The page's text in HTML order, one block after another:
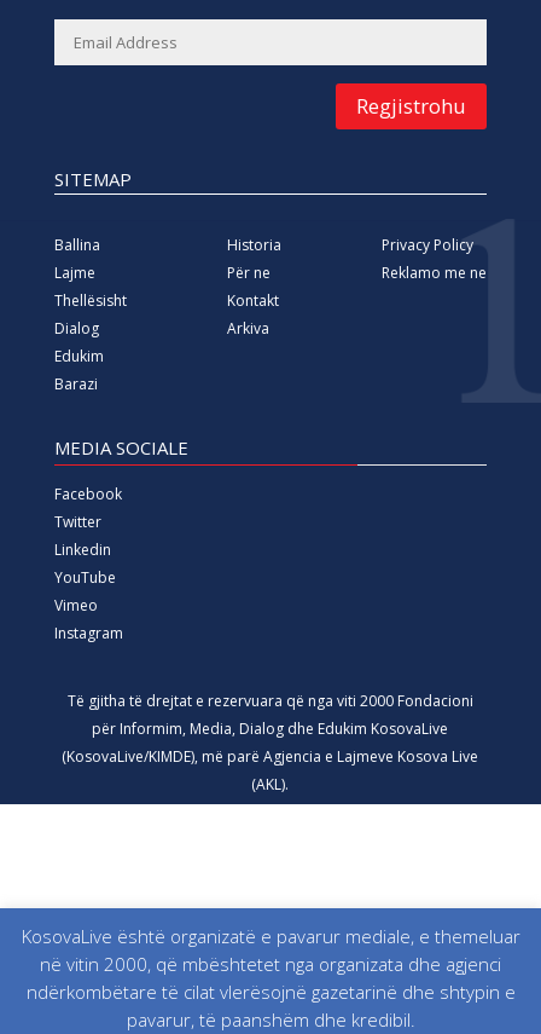
Regjistrohu
SITEMAP
Ballina
Lajme
Thellësisht
Dialog
Edukim
Barazi
Historia
Për ne
Kontakt
Arkiva
Privacy Policy
Reklamo me ne
MEDIA SOCIALE
Facebook
Twitter
Linkedin
YouTube
Vimeo
Instagram
Të gjitha të drejtat e rezervuara që nga viti 2000 Fondacioni
për Informim, Media, Dialog dhe Edukim KosovaLive
(KosovaLive/KIMDE), më parë Agjencia e Lajmeve Kosova Live
(AKL).
KosovaLive është organizatë e pavarur mediale, e themeluar
në vitin 2000, që mbështetet nga organizata dhe agjenci
ndërkombëtare të cilat vlerësojnë gazetarinë dhe shtypin e
pavarur, të paanshëm dhe kredibil.